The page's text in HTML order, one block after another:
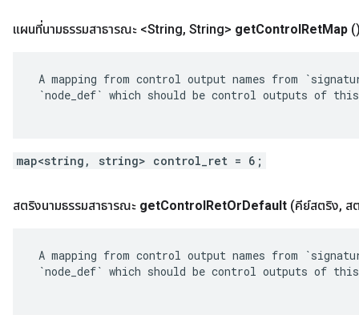
แผนที่นามธรรมสาธารณะ <String, String> getControlRetMap
A mapping from control output names from
`node_def` which should be control outputs of
map<string, string> control_ret = 6;
สตริงนามธรรมสาธารณะ getControlRetOrDefault (คีย์สตริง, ส
A mapping from control output names from
`node_def` which should be control outputs of